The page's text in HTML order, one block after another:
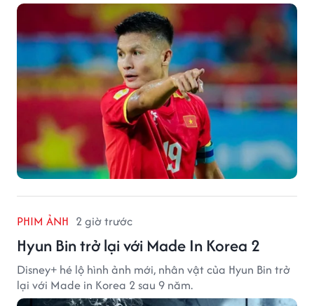
PHIM ẢNH 2 giờ trước
Hyun Bin trở lại với Made In Korea 2
Disney+ hé lộ hình ảnh mới, nhân vật của Hyun Bin trở
lại với Made in Korea 2 sau 9 năm.